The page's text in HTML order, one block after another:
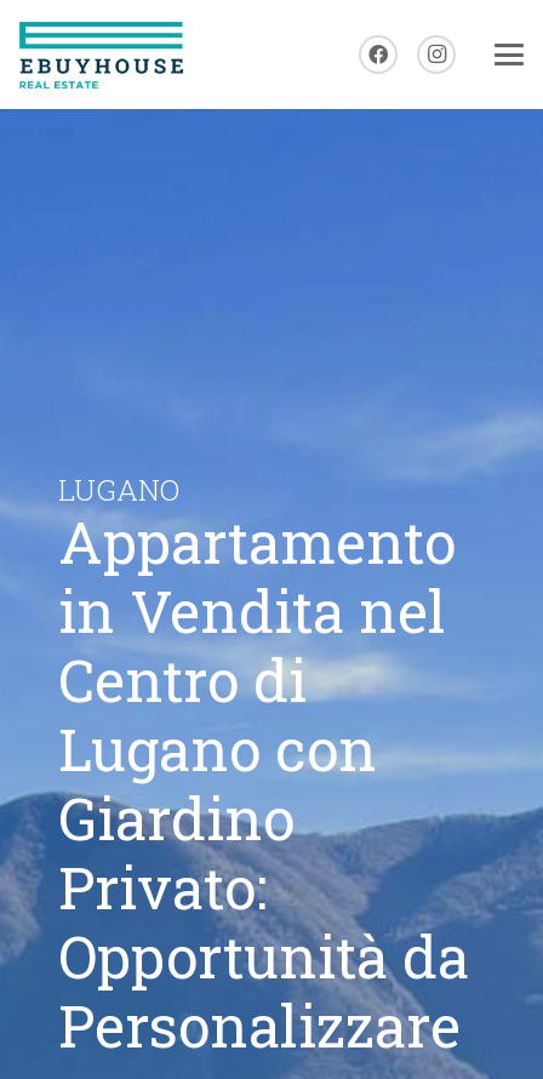
LUGANO
Appartamento
in Vendita nel
Centro di
Lugano con
Giardino
Privato:
Opportunità da
Personalizzare